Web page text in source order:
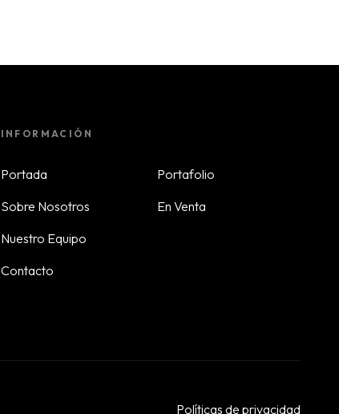
INFORMACIÓN
Portada
Sobre Nosotros
Nuestro Equipo
Contacto
Portafolio
En Venta
Políticas de privacidad